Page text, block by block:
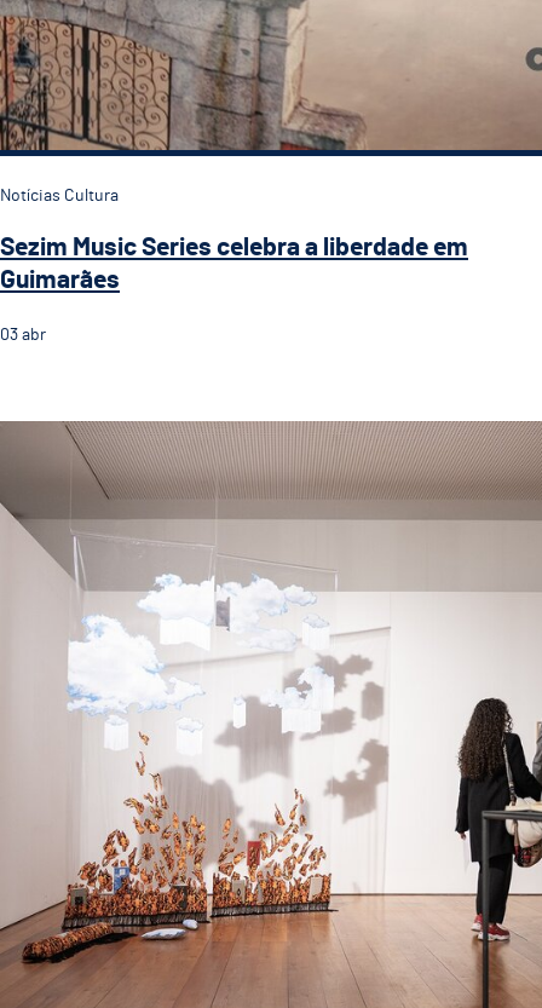
Notícias Cultura
Sezim Music Series celebra a liberdade em
Guimarães
03 abr
Candidaturas ao abrigo do IMPACTA